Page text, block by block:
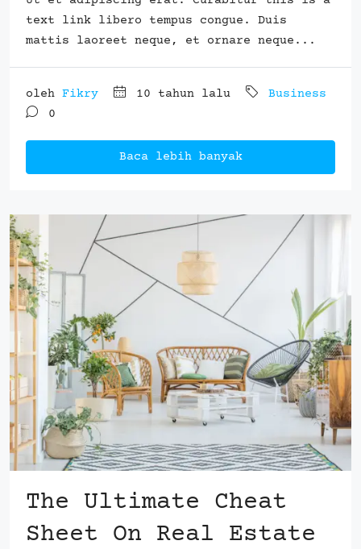
text link libero tempus congue. Duis
mattis laoreet neque, et ornare neque...
oleh Fikry 10 tahun lalu
Business
0
Baca lebih banyak
The Ultimate Cheat
Sheet On Real Estate